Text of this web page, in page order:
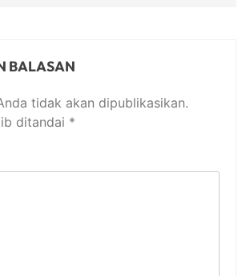
BALASAN
tidak akan dipublikasikan.
ditandai *